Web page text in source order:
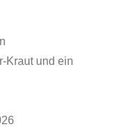
Kraut und ein